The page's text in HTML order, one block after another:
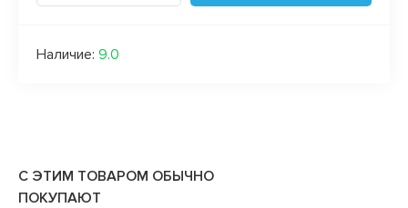
Наличие: 9.0
С ЭТИМ ТОВАРОМ ОБЫЧНО
ПОКУПАЮТ